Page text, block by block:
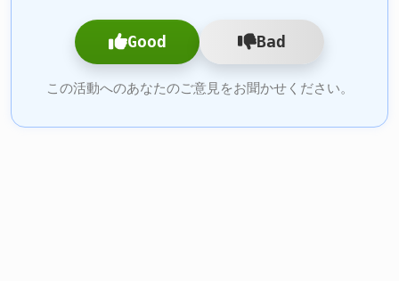
Good Bad
この活動へのあなたのご意見をお聞かせください。